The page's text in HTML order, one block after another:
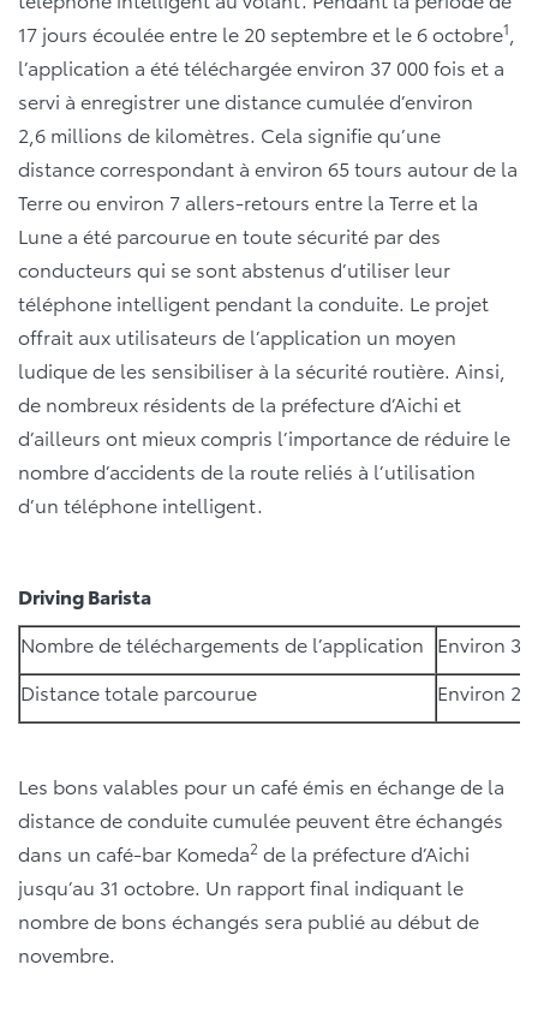
17 jours écoulée entre le 20 septembre et le 6 octobre1
l’application a été téléchargée environ 37 000 fois et a
servi à enregistrer une distance cumulée d’environ
2,6 millions de kilomètres. Cela signifie qu’une
distance correspondant à environ 65 tours autour de la
Terre ou environ 7 allers-retours entre la Terre et la
Lune a été parcourue en toute sécurité par des
conducteurs qui se sont abstenus d’utiliser leur
téléphone intelligent pendant la conduite. Le projet
offrait aux utilisateurs de l’application un moyen
ludique de les sensibiliser à la sécurité routière. Ainsi,
de nombreux résidents de la préfecture d’Aichi et
d’ailleurs ont mieux compris l’importance de réduire le
nombre d’accidents de la route reliés à l’utilisation
d’un téléphone intelligent.
Driving Barista
Nombre de téléchargements de l’application Environ 37
Distance totale parcourue
Environ
Les bons valables pour un café émis en échange de la
distance de conduite cumulée peuvent être échangés
dans un café-bar Komeda2 de la préfecture d’Aichi
jusqu’au 31 octobre. Un rapport final indiquant le
nombre de bons échangés sera publié au début de
novembre.